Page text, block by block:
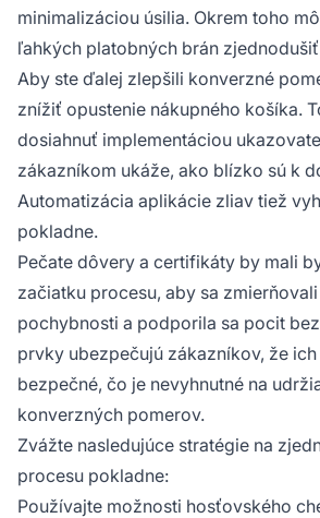
minimalizáciou úsilia. Okrem toho
ľahkých platobných brán
Aby ste ďalej zlepšili konverzné
znížiť opustenie nákupného košíka.
dosiahnuť implementáciou
zákazníkom ukáže, ako blízko sú k
Automatizácia aplikácie zliav tiež
pokladne.
Pečate dôvery a certifikáty by mali
začiatku procesu, aby sa
pochybnosti a podporila sa pocit
prvky ubezpečujú zákazníkov, že
bezpečné, čo je nevyhnutné na
konverzných pomerov.
Zvážte nasledujúce stratégie na
procesu pokladne:
Používajte možnosti hosťovského